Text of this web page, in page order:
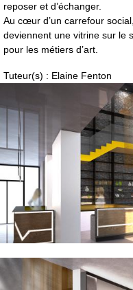
reposer et d’échanger.
Au cœur d’un carrefour
deviennent une vitrine sur le
pour les métiers d’art.
Tuteur(s) : Elaine Fenton